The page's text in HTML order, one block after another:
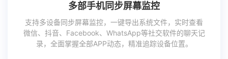
多部手机同步屏幕监控
支持多设备同步屏幕监控，一键导出系统文件，实时查看
微信、抖音、Facebook、WhatsApp等社交软件的聊天记
录，全面掌握全部APP动态，精准追踪设备位置。